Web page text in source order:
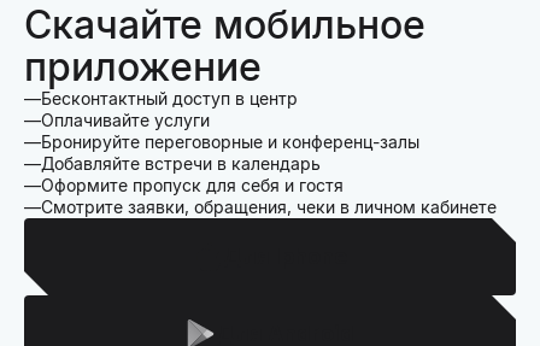
Скачайте мобильное
приложение
Бесконтактный доступ в центр
Оплачивайте услуги
Бронируйте переговорные и конференц-залы
Добавляйте встречи в календарь
Оформите пропуск для себя и гостя
Смотрите заявки, обращения, чеки в личном кабинете